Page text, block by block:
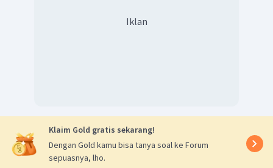
Iklan
Klaim Gold gratis sekarang!
Dengan Gold kamu bisa tanya soal ke Forum
sepuasnya, lho.